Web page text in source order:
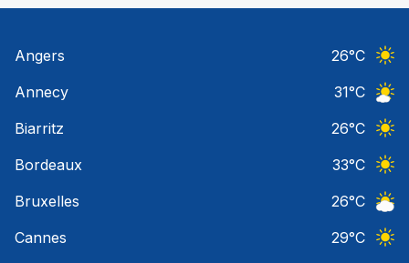
Angers 26°C
Annecy
31°C
Biarritz
26°C
Bordeaux
33°C
Bruxelles
26°C
Cannes
29°C